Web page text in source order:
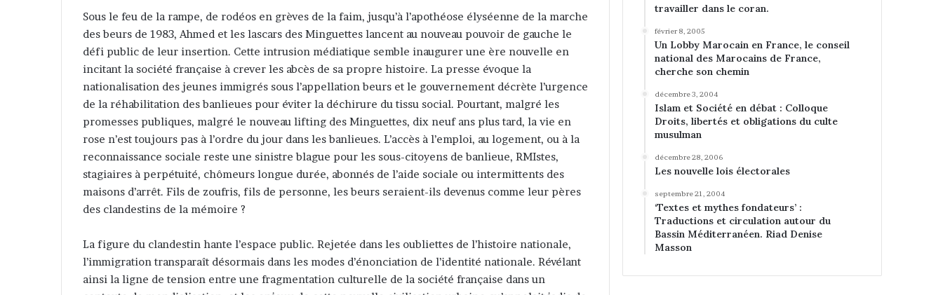
u
r
r
i
e
l
Sous le feu de la rampe, de rodéos en grèves de la faim, jusqu’à l’apothéose élyséenne de la marche
des beurs de 1983, Ahmed et les lascars des Minguettes lancent au nouveau pouvoir de gauche le
défi public de leur insertion. Cette intrusion médiatique semble inaugurer une ère nouvelle en
incitant la société française à crever les abcès de sa propre histoire. La presse évoque la
nationalisation des jeunes immigrés sous l’appellation beurs et le gouvernement décrète l’urgence
de la réhabilitation des banlieues pour éviter la déchirure du tissu social. Pourtant, malgré les
promesses publiques, malgré le nouveau lifting des Minguettes, dix neuf ans plus tard, la vie en
rose n’est toujours pas à l’ordre du jour dans les banlieues. L’accès à l’emploi, au logement, ou à la
reconnaissance sociale reste une sinistre blague pour les sous-citoyens de banlieue, RMIstes,
stagiaires à perpétuité, chômeurs longue durée, abonnés de l’aide sociale ou intermittents des
maisons d’arrêt. Fils de zoufris, fils de personne, les beurs seraient-ils devenus comme leur pères
des clandestins de la mémoire ?
La figure du clandestin hante l’espace public. Rejetée dans les oubliettes de l’histoire nationale,
l’immigration transparaît désormais dans les modes d’énonciation de l’identité nationale. Révélant
ainsi la ligne de tension entre une fragmentation culturelle de la société française dans un
travailler dans le coran.
février 8, 2005
Un Lobby Marocain en France, le conseil
national des Marocains de France,
cherche son chemin
décembre 3, 2004
Islam et Société en débat : Colloque
Droits, libertés et obligations du culte
musulman
décembre 28, 2006
Les nouvelle lois électorales
septembre 21, 2004
‘Textes et mythes fondateurs’ :
Traductions et circulation autour du
Bassin Méditerranéen. Riad Denise
Masson